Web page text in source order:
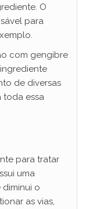
O
para
com gengibre
de diversas
toda essa
para tratar
uma
o
as vias,